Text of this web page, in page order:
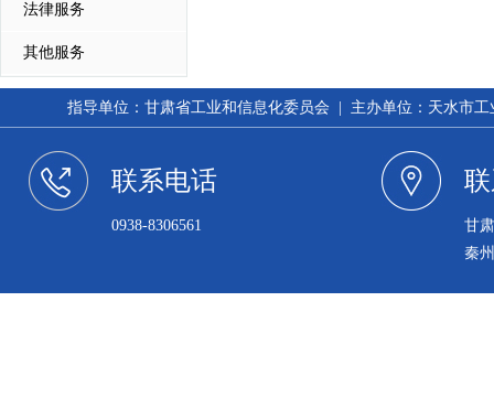
法律服务
其他服务
指导单位：甘肃省工业和信息化委员会 | 主办单位：天水市
联系电话
0938-8306561
甘
秦